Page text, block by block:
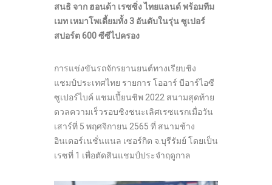
สนธิ จาก ฮอนด้า เรซซิ่ง ไทยแลนด์ พร้อมทีม
เมท เหมาโพเดี้ยมทั้ง 3 อันดับในรุ่น ซูเปอร์
สปอร์ต 600 ซีซีไปครอง
การแข่งขันรถจักรยานยนต์ทางเรียบชิง
แชมป์ประเทศไทย รายการ โออาร์ บีอาร์ไอซี
ซูเปอร์ไบค์ แชมเปี้ยนชิพ 2022 สนามสุดท้าย
ดวลความเร็วรอบชิงชนะเลิศเรซแรกเมื่อวัน
เสาร์ที่ 5 พฤศจิกายน 2565 ที่ สนามช้าง
อินเตอร์เนชั่นแนล เซอร์กิต จ.บุรีรัมย์ โดยเป็น
เรซที่ 1 เพื่อตัดสินแชมป์ประจำฤดูกาล